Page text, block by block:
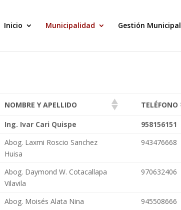
Inicio Municipalidad Gestión Municipal
NOMBRE Y APELLIDO TELÉFONO
Ing. Ivar Cari Quispe 958156151
Abog. Laxmi Roscio Sanchez
Huisa
943476668
Abog. Daymond W. Cotacallapa
Vilavila
970632406
Abog. Moisés Alata Nina 945508666